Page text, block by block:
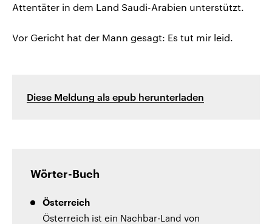
Attentäter in dem Land Saudi-Arabien unterstützt.
Vor Gericht hat der Mann gesagt: Es tut mir leid.
Diese Meldung als epub herunterladen
Wörter-Buch
Österreich
Österreich ist ein Nachbar-Land von